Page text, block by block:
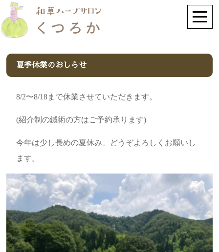
夏季休業のおしらせ
8/2〜8/18まで休業させていただきます。
(紹介制の鍼術の方はご予約承ります)
今年は少し長めの夏休み、どうぞよろしくお願いし
ます。